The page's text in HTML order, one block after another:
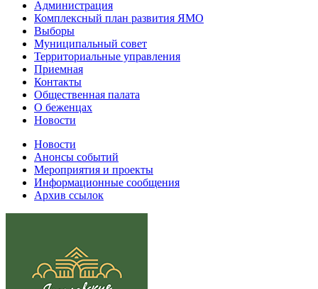
Администрация
Комплексный план развития ЯМО
Выборы
Муниципальный совет
Территориальные управления
Приемная
Контакты
Общественная палата
О беженцах
Новости
Новости
Анонсы событий
Мероприятия и проекты
Информационные сообщения
Архив ссылок